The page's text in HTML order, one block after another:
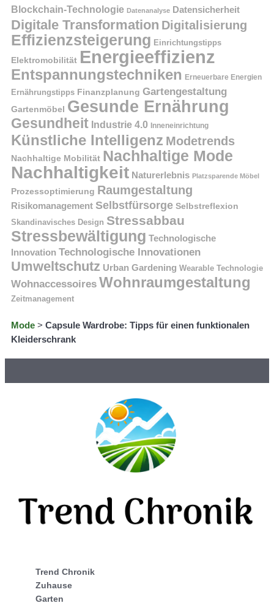
Blockchain-Technologie Datenanalyse Datensicherheit
Digitale Transformation Digitalisierung
Effizienzsteigerung Einrichtungstipps
Elektromobilität Energieeffizienz
Entspannungstechniken Erneuerbare Energien
Ernährungstipps Finanzplanung Gartengestaltung
Gartenmöbel Gesunde Ernährung
Gesundheit Industrie 4.0 Inneneinrichtung
Künstliche Intelligenz Modetrends
Nachhaltige Mobilität Nachhaltige Mode
Nachhaltigkeit Naturerlebnis Platzsparende Möbel
Prozessoptimierung Raumgestaltung
Risikomanagement Selbstfürsorge Selbstreflexion
Skandinavisches Design Stressabbau
Stressbewältigung Technologische
Innovation Technologische Innovationen
Umweltschutz Urban Gardening Wearable Technologie
Wohnaccessoires Wohnraumgestaltung
Zeitmanagement
Mode > Capsule Wardrobe: Tipps für einen funktionalen
Kleiderschrank
Trend Chronik
Zuhause
Garten